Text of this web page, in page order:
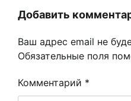
Добавить
Ваш адрес email не
Обязательные поля
Комментарий *